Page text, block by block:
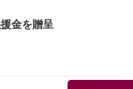
金を贈呈